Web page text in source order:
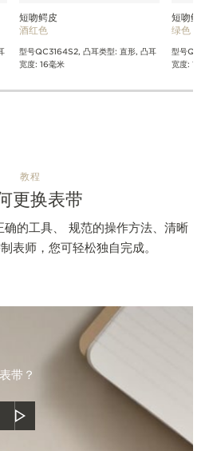
短吻鳄皮
酒红色
型号QC3164S2, 凸耳类型: 直形, 凸耳
宽度: 16毫米
短吻鳄皮
绿色
型号
宽度: 16
教程
更换表带
的工具、 规范的操作方法、清晰
表师，您可轻松独自完成。
带？